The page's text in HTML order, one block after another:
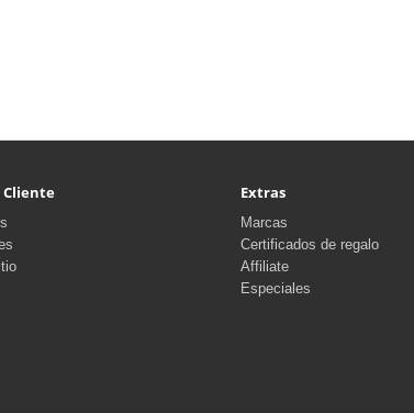
Cliente Extras
Marcas
Certificados de regalo
Affiliate
Especiales